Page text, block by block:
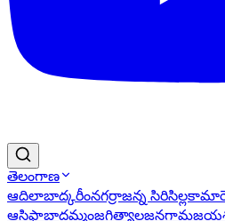
తెలంగాణ
ఆదిలాబాద్కరీంనగర్రాజన్న సిరిసిల్ల
ఆసిఫాబాద్ఖమ్మంజగిత్యాలజనగామ